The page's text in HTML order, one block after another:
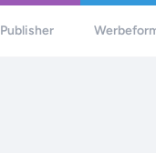
Publisher